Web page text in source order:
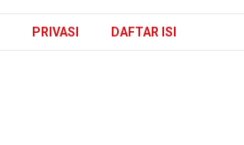
PRIVASI DAFTAR ISI